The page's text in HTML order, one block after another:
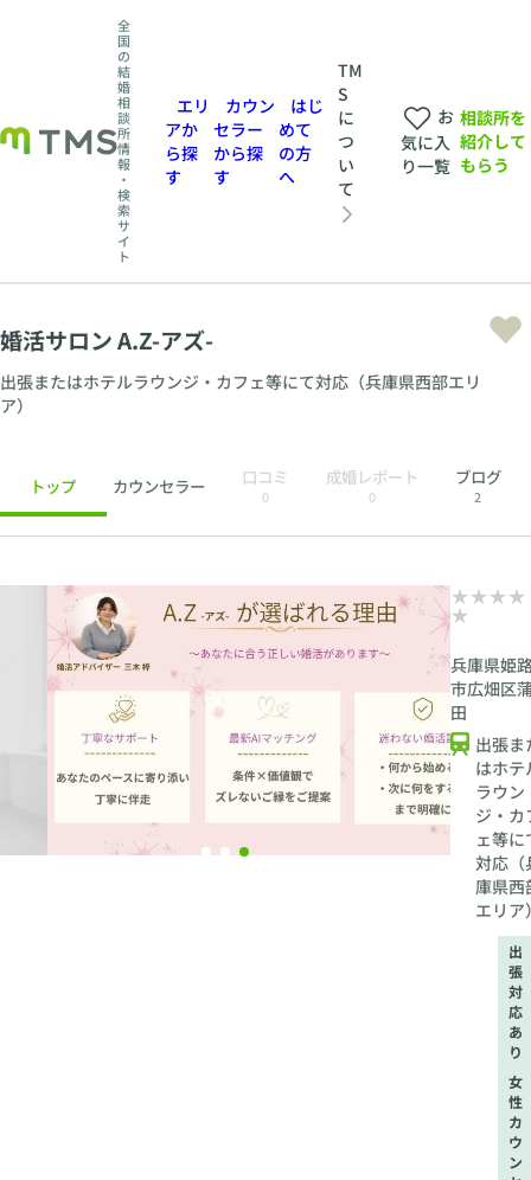
全
国
の
結
婚
相
談
所
情
報
・
検
索
サ
イ
ト
エリ
アか
ら探
す
カウン
セラー
から探
す
はじ
めて
の方
へ
TM
S
に
つ
い
て
お
気に入
り一覧
相談所を
紹介して
もらう
婚活サロン A.Z-アズ-
出張またはホテルラウンジ・カフェ等にて対応（兵庫県西部エリ
ア）
トップ カウンセラー 口コミ
0
成婚レポート
0
ブログ
2
兵庫県姫
市広畑区
田
出張ま
はホテ
ラウン
ジ・カ
ェ等に
対応（
庫県西
エリア
出
張
対
応
あ
り
女
性
カ
ウ
ン